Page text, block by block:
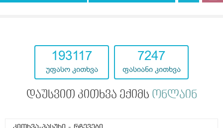
193117
უფასო კითხვა
7247
ფასიანი კითხვა
დაუსვით კითხვა ექიმს ონლაინ